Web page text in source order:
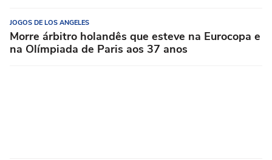
JOGOS DE LOS ANGELES
Morre árbitro holandês que esteve na Eurocopa e
na Olímpiada de Paris aos 37 anos